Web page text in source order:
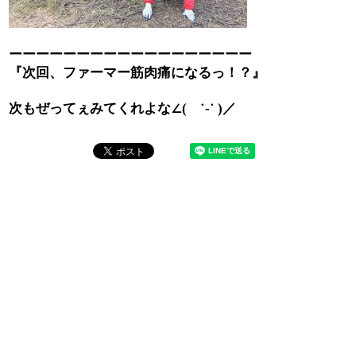
ーーーーーーーーーーーーーーーーーー
『次回、ファーマー筋肉痛になるっ！？』
次もぜってぇみてくれよな∠( ˙-˙ )／